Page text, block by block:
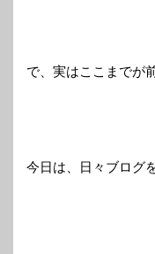
で、実はここまでが
今日は、日々ブログ